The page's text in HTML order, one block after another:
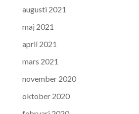
augusti 2021
maj 2021
april 2021
mars 2021
november 2020
oktober 2020